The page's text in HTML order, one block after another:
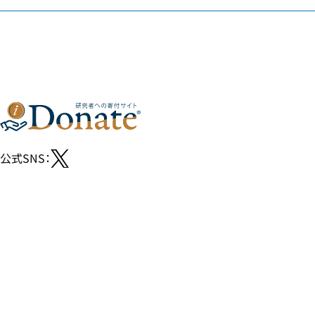
公式SNS：